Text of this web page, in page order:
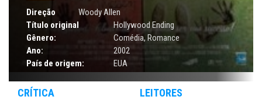
Direção
Woody Allen
Título original
Hollywood Ending
Gênero:
Comédia, Romance
Ano:
2002
País de origem:
EUA
CRÍTICA LEITORES